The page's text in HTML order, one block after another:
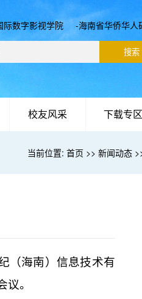
-海南省华侨华人
际数字影视学院
校友风采 下载专
当前位置: 首页 >> 新闻动态
（海南）信息技术有
。